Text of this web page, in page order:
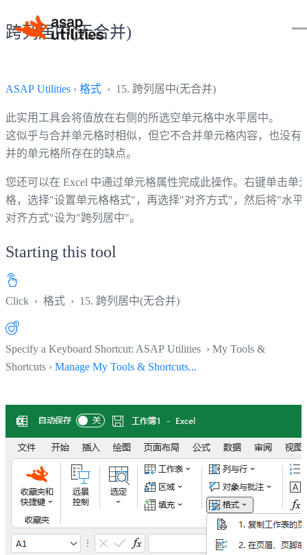
跨列居中(无合并)
ASAP Utilities › 格式 › 15. 跨列居中(无合并)
此实用工具会将值放在右侧的所选空单元格中水平居中。
这似乎与合并单元格时相似，但它不合并单元格内容，也没有
并的单元格所存在的缺点。
您还可以在 Excel 中通过单元格属性完成此操作。右键单击单
格，选择"设置单元格格式"，再选择"对齐方式"，然后将"水平
对齐方式"设为"跨列居中"。
Starting this tool
Click › 格式 › 15. 跨列居中(无合并)
Specify a Keyboard Shortcut: ASAP Utilities › My Tools &
Shortcuts › Manage My Tools & Shortcuts...